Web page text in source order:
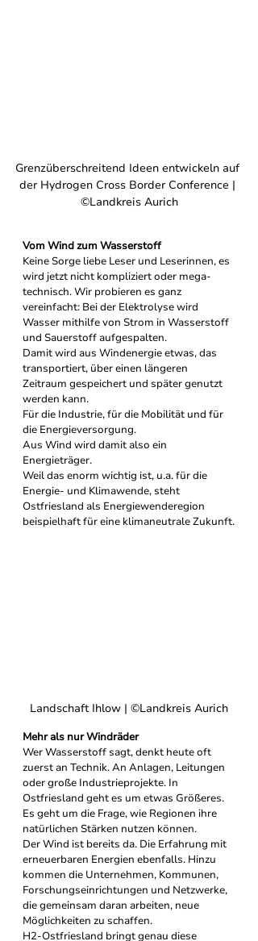
Grenzüberschreitend Ideen entwickeln auf
der Hydrogen Cross Border Conference |
©Landkreis Aurich
Vom Wind zum Wasserstoff
Keine Sorge liebe Leser und Leserinnen, es
wird jetzt nicht kompliziert oder mega-
technisch. Wir probieren es ganz
vereinfacht: Bei der Elektrolyse wird
Wasser mithilfe von Strom in Wasserstoff
und Sauerstoff aufgespalten.
Damit wird aus Windenergie etwas, das
transportiert, über einen längeren
Zeitraum gespeichert und später genutzt
werden kann.
Für die Industrie, für die Mobilität und für
die Energieversorgung.
Aus Wind wird damit also ein
Energieträger.
Weil das enorm wichtig ist, u.a. für die
Energie- und Klimawende, steht
Ostfriesland als Energiewenderegion
beispielhaft für eine klimaneutrale Zukunft.
Landschaft Ihlow | ©Landkreis Aurich
Mehr als nur Windräder
Wer Wasserstoff sagt, denkt heute oft
zuerst an Technik. An Anlagen, Leitungen
oder große Industrieprojekte. In
Ostfriesland geht es um etwas Größeres.
Es geht um die Frage, wie Regionen ihre
natürlichen Stärken nutzen können.
Der Wind ist bereits da. Die Erfahrung mit
erneuerbaren Energien ebenfalls. Hinzu
kommen die Unternehmen, Kommunen,
Forschungseinrichtungen und Netzwerke,
die gemeinsam daran arbeiten, neue
Möglichkeiten zu schaffen.
H2-Ostfriesland bringt genau diese